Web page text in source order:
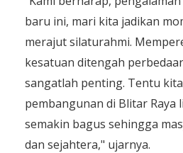
baru ini, mari kita jadikan
merajut silaturahmi.
kesatuan ditengah
sangatlah penting. Tentu
pembangunan di Blitar Raya
semakin bagus sehingga
dan sejahtera," ujarnya.